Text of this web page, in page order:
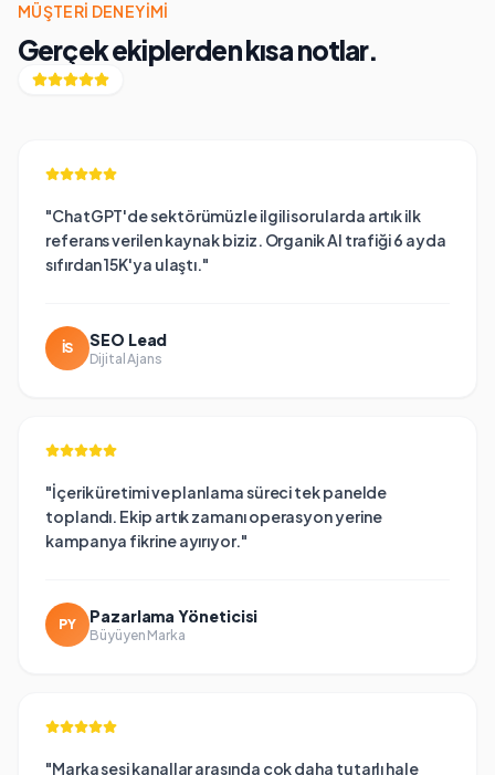
MÜŞTERI DENEYIMI
Gerçek ekiplerden kısa notlar.
"ChatGPT'de sektörümüzle ilgili sorularda artık ilk
referans verilen kaynak biziz. Organik AI trafiği 6 ayda
sıfırdan 15K'ya ulaştı."
İS SEO Lead
Dijital Ajans
"İçerik üretimi ve planlama süreci tek panelde
toplandı. Ekip artık zamanı operasyon yerine
kampanya fikrine ayırıyor."
PY Pazarlama Yöneticisi
Büyüyen Marka
"Marka sesi kanallar arasında çok daha tutarlı hale